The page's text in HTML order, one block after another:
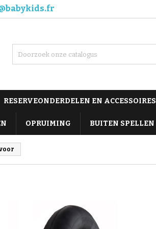
RESERVEONDERDELEN EN ACCESSOIRES
OPRUIMING BUITEN SPELLEN